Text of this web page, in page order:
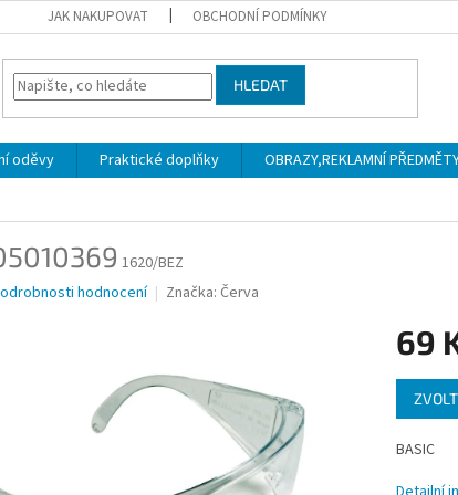
JAK NAKUPOVAT OBCHODNÍ PODMÍNKY
HLEDAT
oděvy Praktické doplňky OBRAZY,REKLAMNÍ
1620/BEZ
hodnocení Značka: Červa
69
Měrná
cena:
BASIC